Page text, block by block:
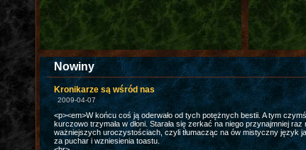
Nowiny
Kronikarze są wśród nas
2009-04-07
<p><em>W końcu coś ją oderwało od tych potężnych bestii. A tym
kurczowo trzymała w dłoni. Starała się zerkać na niego przynajmniej
ważniejszych uroczystościach, czyli tłumacząc na ów mistyczny język
za puchar i wzniesienia toastu.